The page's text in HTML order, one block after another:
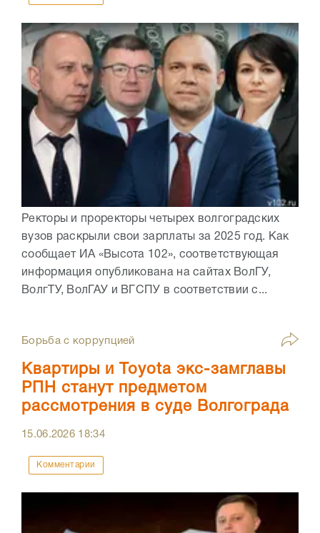
Ректоры и проректоры четырех волгоградских
вузов раскрыли свои зарплаты за 2025 год. Как
сообщает ИА «Высота 102», соответствующая
информация опубликована на сайтах ВолГУ,
ВолгТУ, ВолГАУ и ВГСПУ в соответствии с...
Борьба с коррупцией
Квартиры и Toyota экс-замглавы
РПН станут предметом
рассмотрения в суде Волгограда
15.06.2026 18:34
Комментарии